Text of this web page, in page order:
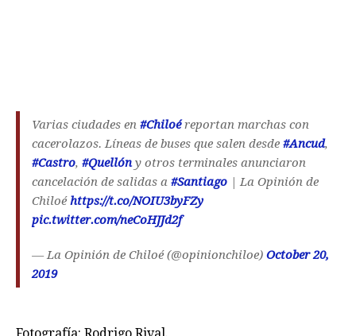
Varias ciudades en #Chiloéreportan marchas con
cacerolazos. Líneas de buses que salen desde #Ancud,
#Castro, #Quellóny otros terminales anunciaron
cancelación de salidas a #Santiago | La Opinión de
Chiloéhttps://t.co/NOIU3byFZy
pic.twitter.com/neCoHJJd2f
— La Opinión de Chiloé (@opinionchiloe) October 20,
2019